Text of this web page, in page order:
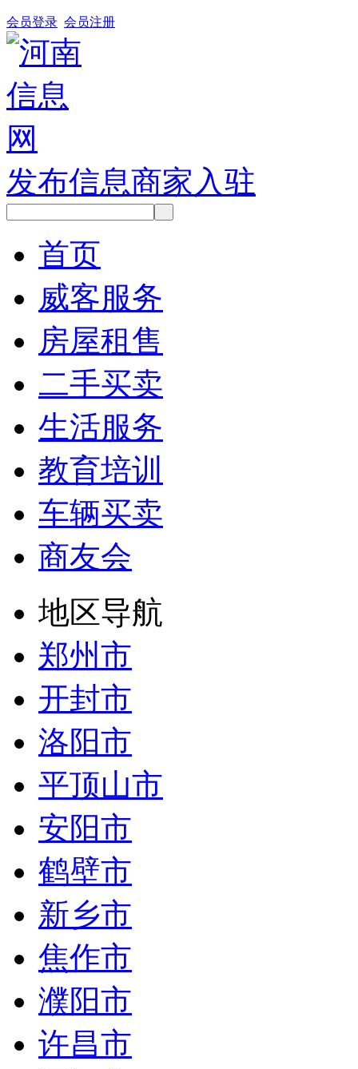
会员登录 会员注册
发布信息商家入驻
首页
威客服务
房屋租售
二手买卖
生活服务
教育培训
车辆买卖
商友会
地区导航
郑州市
开封市
洛阳市
平顶山市
安阳市
鹤壁市
新乡市
焦作市
濮阳市
许昌市